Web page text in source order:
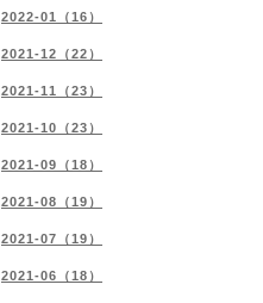
2022-01（16）
2021-12（22）
2021-11（23）
2021-10（23）
2021-09（18）
2021-08（19）
2021-07（19）
2021-06（18）